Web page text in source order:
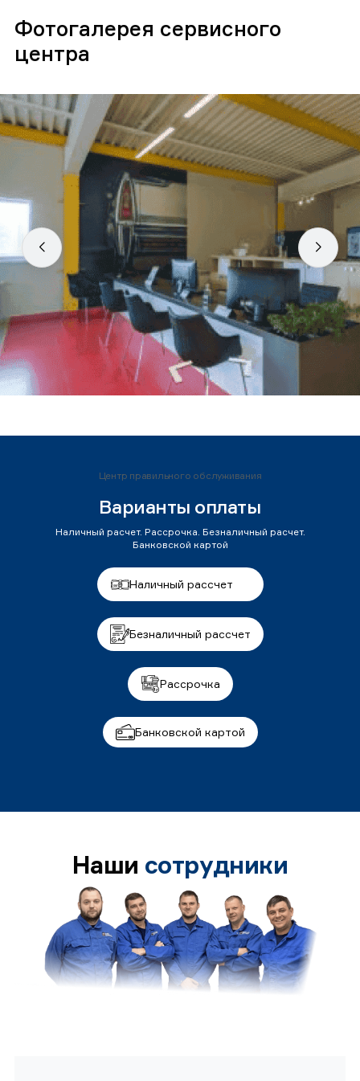
Фотогалерея сервисного
центра
Центр правильного обслуживания
Варианты оплаты
Наличный расчет. Рассрочка. Безналичный расчет.
Банковской картой
Наличный рассчет
Безналичный рассчет
Рассрочка
Банковской картой
Наши сотрудники